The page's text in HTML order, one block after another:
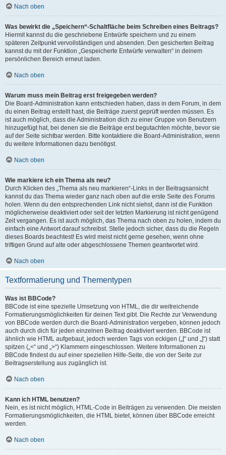
Nach oben
Was bewirkt die „Speichern“-Schaltfläche beim Schreiben eines Beitrags?
Hiermit kannst du die geschriebene Entwürfe speichern und zu einem
späteren Zeitpunkt vervollständigen und absenden. Den gesicherten Beitrag
kannst du mit der Funktion „Gespeicherte Entwürfe verwalten“ in deinem
persönlichen Bereich erneut laden.
Nach oben
Warum muss mein Beitrag erst freigegeben werden?
Die Board-Administration kann entschieden haben, dass in dem Forum, in dem
du einen Beitrag erstellt hast, die Beiträge zuerst geprüft werden müssen. Es
ist auch möglich, dass die Administration dich zu einer Gruppe von Benutzern
hinzugefügt hat, bei denen sie die Beiträge erst begutachten möchte, bevor sie
auf der Seite sichtbar werden. Bitte kontaktiere die Board-Administration, wenn
du weitere Informationen dazu benötigst.
Nach oben
Wie markiere ich ein Thema als neu?
Durch Klicken des „Thema als neu markieren“-Links in der Beitragsansicht
kannst du das Thema wieder ganz nach oben auf die erste Seite des Forums
holen. Wenn du den entsprechenden Link nicht siehst, dann ist die Funktion
möglicherweise deaktiviert oder seit der letzten Markierung ist nicht genügend
Zeit vergangen. Es ist auch möglich, das Thema nach oben zu holen, indem du
einfach eine Antwort darauf schreibst. Stelle jedoch sicher, dass du die Regeln
dieses Boards beachtest! Es wird meist nicht gerne gesehen, wenn ohne
triftigen Grund auf alte oder abgeschlossene Themen geantwortet wird.
Nach oben
Textformatierung und Thementypen
Was ist BBCode?
BBCode ist eine spezielle Umsetzung von HTML, die dir weitreichende
Formatierungsmöglichkeiten für deinen Text gibt. Die Rechte zur Verwendung
von BBCode werden durch die Board-Administration vergeben, können jedoch
auch durch dich für jeden einzelnen Beitrag deaktiviert werden. BBCode ist
ähnlich wie HTML aufgebaut, jedoch werden Tags von eckigen („[“ und „]“) statt
spitzen („<“ und „>“) Klammern eingeschlossen. Weitere Informationen zu
BBCode findest du auf einer speziellen Hilfe-Seite, die von der Seite zur
Beitragserstellung aus zugänglich ist.
Nach oben
Kann ich HTML benutzen?
Nein, es ist nicht möglich, HTML-Code in Beiträgen zu verwenden. Die meisten
Formatierungsmöglichkeiten, die HTML bietet, können über BBCode erreicht
werden.
Nach oben